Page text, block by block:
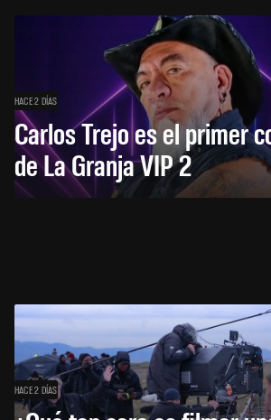
HACE 2 DÍAS
Carlos Trejo es el primer
de La Granja VIP 2
HACE 2 DÍAS